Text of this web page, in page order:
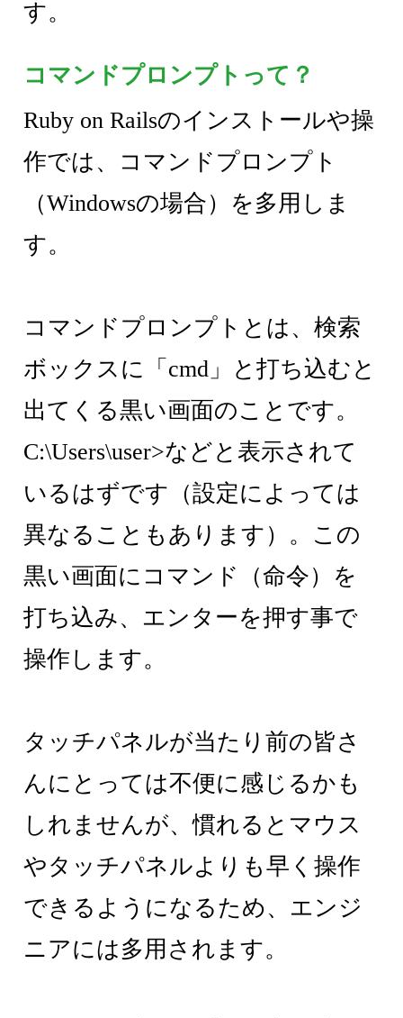
す。
コマンドプロンプトって？
Ruby on Railsのインストールや操
作では、コマンドプロンプト
（Windowsの場合）を多用しま
す。
コマンドプロンプトとは、検索
ボックスに「cmd」と打ち込むと
出てくる黒い画面のことです。
C:\Users\user>などと表示されて
いるはずです（設定によっては
異なることもあります）。この
黒い画面にコマンド（命令）を
打ち込み、エンターを押す事で
操作します。
タッチパネルが当たり前の皆さ
んにとっては不便に感じるかも
しれませんが、慣れるとマウス
やタッチパネルよりも早く操作
できるようになるため、エンジ
ニアには多用されます。